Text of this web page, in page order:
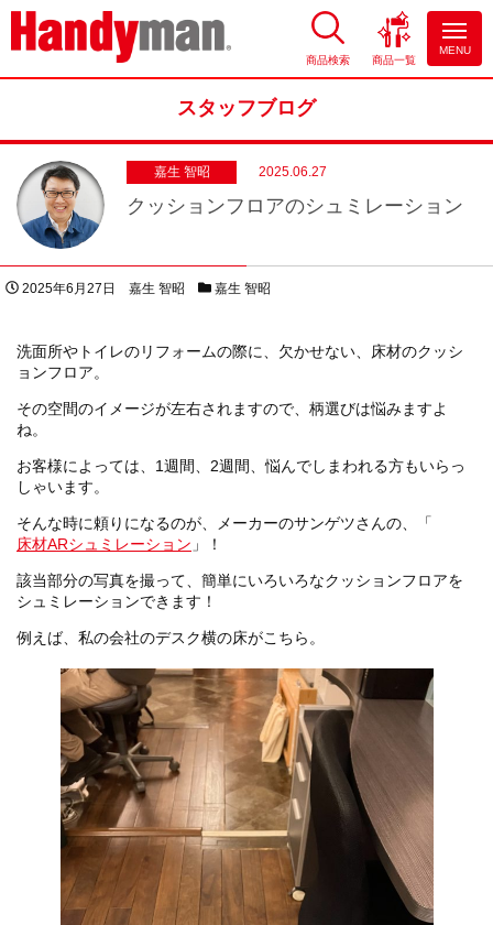
お風呂やキッチンのリフォーム
商品検索 商品一覧
MENU
スタッフブログ
嘉生 智昭 2025.06.27
クッションフロアのシュミレーション
投稿日
2025年6月27日 著者
嘉生 智昭 スタッフブログカテゴリー
嘉生 智昭
洗面所やトイレのリフォームの際に、欠かせない、床材のクッシ
ョンフロア。
その空間のイメージが左右されますので、柄選びは悩みますよ
ね。
お客様によっては、1週間、2週間、悩んでしまわれる方もいらっ
しゃいます。
そんな時に頼りになるのが、メーカーのサンゲツさんの、「
床材ARシュミレーション 」！
該当部分の写真を撮って、簡単にいろいろなクッションフロアを
シュミレーションできます！
例えば、私の会社のデスク横の床がこちら。